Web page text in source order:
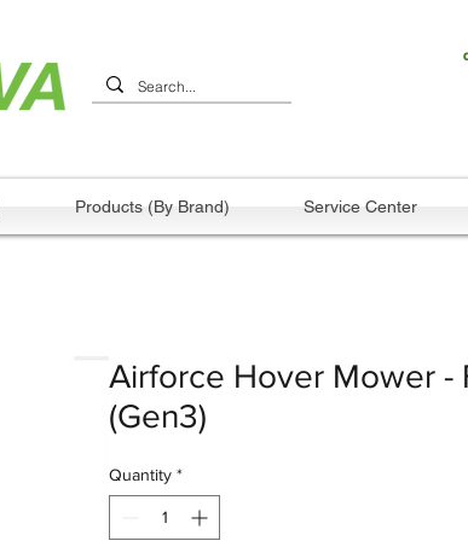
Products (By Brand) Service Center
Airforce Hover Mower -
(Gen3)
Quantity *